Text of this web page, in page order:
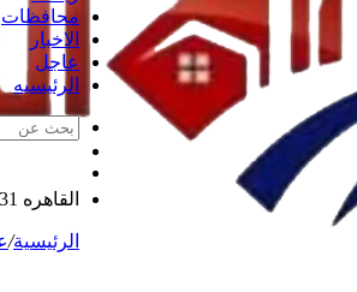
محافظات
الاخبار
عاجل
الرئيسيه
عشوائي
القاهره 31
الرئيسية/